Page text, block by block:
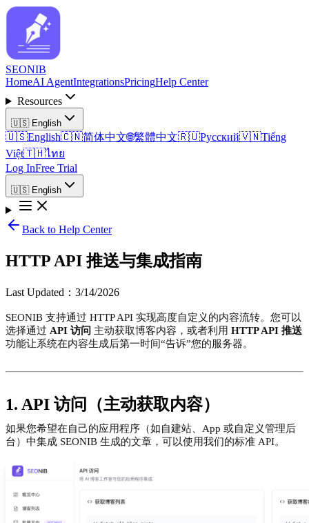
SEONIB
HomeAI AgentIntegrationsPricingHelp Center
Resources
🇺🇸 English
🇺🇸English🇨🇳简体中文🌐繁體中文🇷🇺Русский🇻🇳Tiếng
Việt🇹🇭ไทย
Log InFree Trial
🇺🇸 English
Back to Help Center
HTTP API 推送与集成指南
Last Updated ： 3/14/2026
SEONIB 支持通过 HTTP API 实现高度自定义的内容流转。您可以
选择通过 API 访问 主动获取博客内容，或者利用 HTTP API 推送
功能让系统在内容生成后第一时间“告诉”您的服务器。
1. API 访问（主动获取内容）
如果您希望在自己的应用程序（如自建站、App 或自定义管理后
台）中集成 SEONIB 生成的文章，可以使用我们的标准 API。